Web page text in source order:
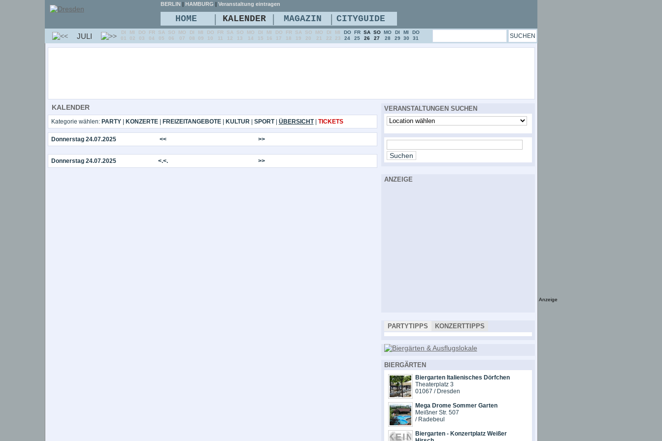
KALENDER
Kategorie wählen: PARTY| KONZERTE| FREIZEITANGEBOTE| KULTUR| SPORT| ÜBERSICHT| TICKETS
Donnerstag 24.07.2025 << >>
Donnerstag 24.07.2025 <.<. >>
VERANSTALTUNGEN SUCHEN
ANZEIGE
PARTYTIPPS KONZERTTIPPS
BIERGÄRTEN
Biergarten Italienisches Dörfchen
Theaterplatz 3
01067 / Dresden
Mega Drome Sommer Garten
Meißner Str. 507
/ Radebeul
Biergarten - Konzertplatz Weißer
BERLIN | HAMBURG | Veranstaltung eintragen
HOME | KALENDER | MAGAZIN | CITYGUIDE
JULI
DI
01
MI
02
DO
03
FR
04
SA
05
SO
06
MO
07
DI
08
MI
09
DO
10
FR
11
SA
12
SO
13
MO
14
DI
15
MI
16
DO
17
FR
18
SA
19
SO
20
MO
21
DI
22
MI
23
DO
24
FR
25
SA
26
SO
27
MO
28
DI
29
MI
30
DO
31
Anzeige